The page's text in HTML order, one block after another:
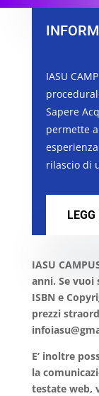
IASU
Sapere
permette
rilascio di
IASU
anni. Se
ISBN e
prezzi
E’ inoltre
la
testate web,